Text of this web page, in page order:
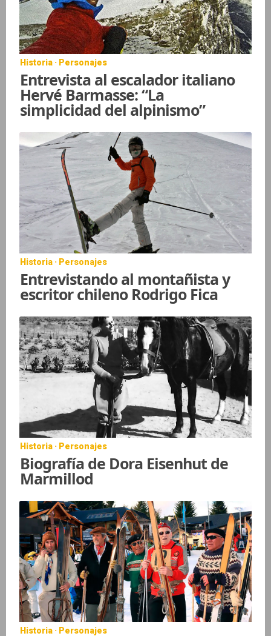
Historia · Personajes
Entrevista al escalador italiano
Hervé Barmasse: “La
simplicidad del alpinismo”
Historia · Personajes
Entrevistando al montañista y
escritor chileno Rodrigo Fica
Historia · Personajes
Biografía de Dora Eisenhut de
Marmillod
Historia · Personajes